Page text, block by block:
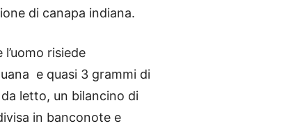
di canapa indiana.
risiede
e quasi 3 grammi di
letto, un bilancino di
in banconote e